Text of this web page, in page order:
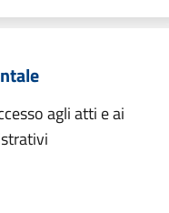
agli atti e ai